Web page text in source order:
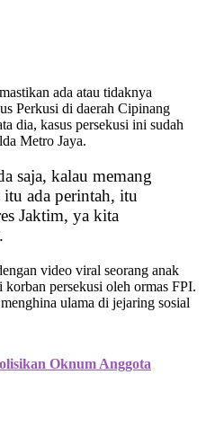
ada atau tidaknya
Perkusi di daerah Cipinang
dia, kasus persekusi ini sudah
Metro Jaya.
saja, kalau memang
itu ada perintah, itu
Jaktim, ya kita
video viral seorang anak
persekusi oleh ormas FPI.
ulama di jejaring sosial
Oknum Anggota